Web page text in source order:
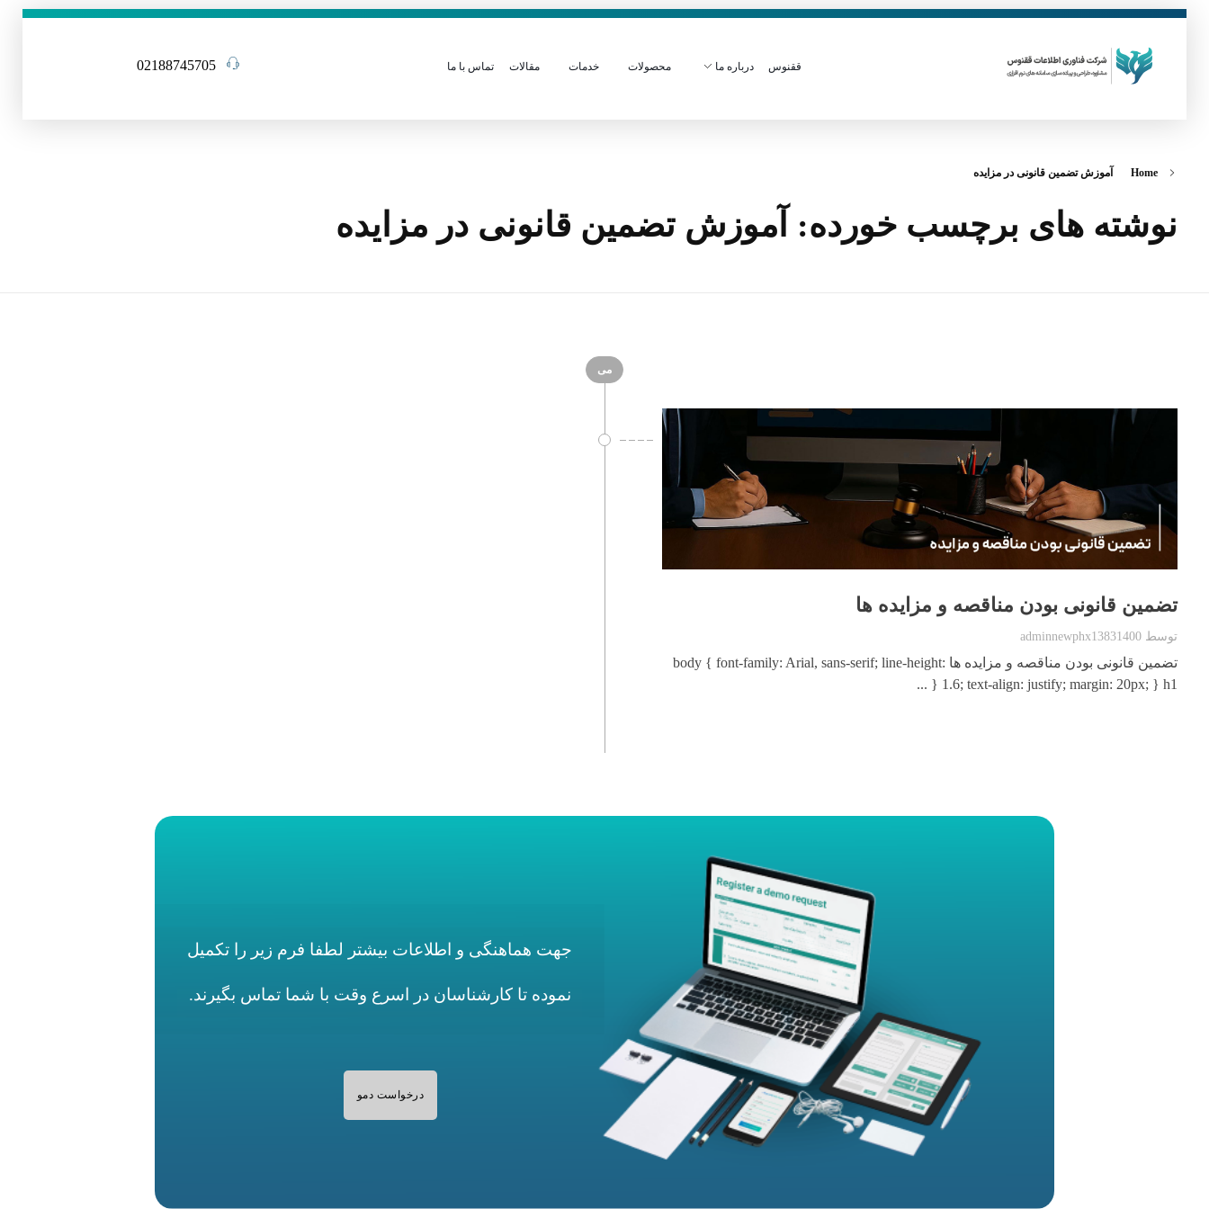
ققنوس درباره ما محصولات خدمات مقالات تماس با ما 02188745705
Home آموزش تضمین قانونی در مزایده
نوشته های برچسب خورده: آموزش تضمین قانونی در مزایده
می
تضمین قانونی بودن مناقصه و مزایده ها
توسط adminnewphx13831400
تضمین قانونی بودن مناقصه و مزایده ها body { font-family: Arial, sans-serif; line-height:
1.6; text-align: justify; margin: 20px; } h1 { ...
جهت هماهنگی و اطلاعات بیشتر لطفا فرم زیر را تکمیل
نموده تا کارشناسان در اسرع وقت با شما تماس بگیرند.
درخواست دمو